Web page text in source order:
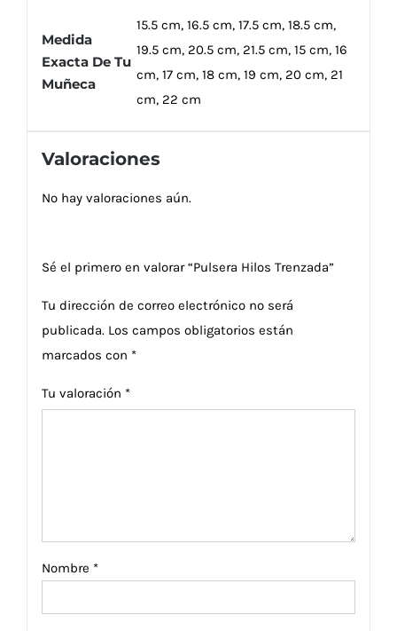
Medida
Exacta De Tu
Muñeca
15.5 cm, 16.5 cm, 17.5 cm, 18.5 cm,
19.5 cm, 20.5 cm, 21.5 cm, 15 cm, 16
cm, 17 cm, 18 cm, 19 cm, 20 cm, 21
cm, 22 cm
Valoraciones
No hay valoraciones aún.
Sé el primero en valorar “Pulsera Hilos Trenzada”
Tu dirección de correo electrónico no será
publicada. Los campos obligatorios están
marcados con *
Tu valoración *
Nombre *